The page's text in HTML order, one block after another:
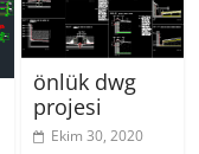
önlük dwg
projesi
Ekim 30, 2020